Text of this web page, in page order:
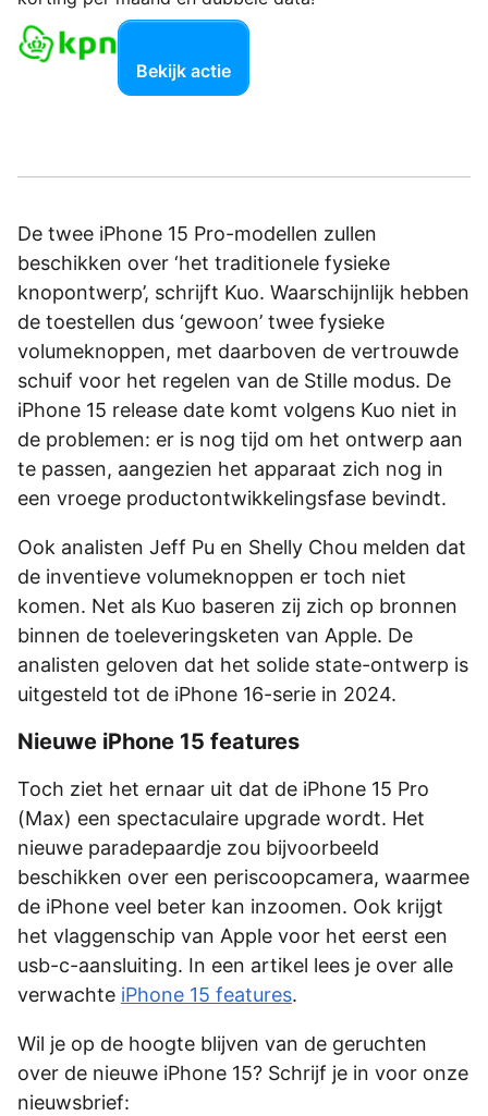
Bekijk actie
De twee iPhone 15 Pro-modellen zullen
beschikken over ‘het traditionele fysieke
knopontwerp’, schrijft Kuo. Waarschijnlijk hebben
de toestellen dus ‘gewoon’ twee fysieke
volumeknoppen, met daarboven de vertrouwde
schuif voor het regelen van de Stille modus. De
iPhone 15 release date komt volgens Kuo niet in
de problemen: er is nog tijd om het ontwerp aan
te passen, aangezien het apparaat zich nog in
een vroege productontwikkelingsfase bevindt.
Ook analisten Jeff Pu en Shelly Chou melden dat
de inventieve volumeknoppen er toch niet
komen. Net als Kuo baseren zij zich op bronnen
binnen de toeleveringsketen van Apple. De
analisten geloven dat het solide state-ontwerp is
uitgesteld tot de iPhone 16-serie in 2024.
Nieuwe iPhone 15 features
Toch ziet het ernaar uit dat de iPhone 15 Pro
(Max) een spectaculaire upgrade wordt. Het
nieuwe paradepaardje zou bijvoorbeeld
beschikken over een periscoopcamera, waarmee
de iPhone veel beter kan inzoomen. Ook krijgt
het vlaggenschip van Apple voor het eerst een
usb-c-aansluiting. In een artikel lees je over alle
verwachte iPhone 15 features.
Wil je op de hoogte blijven van de geruchten
over de nieuwe iPhone 15? Schrijf je in voor onze
nieuwsbrief: